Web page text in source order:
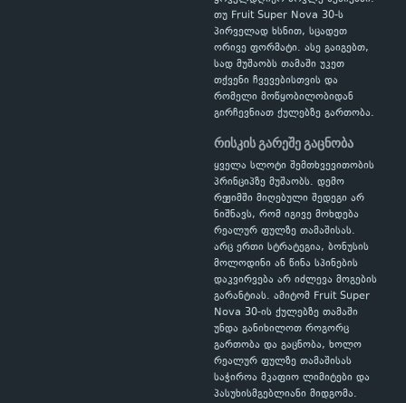
თუ Fruit Super Nova 30-ს
პირველად ხსნით, სცადეთ
ორივე ფორმატი. ასე გაიგებთ,
სად მუშაობს თამაში უკეთ
თქვენი ჩვევებისთვის და
რომელი მოწყობილობიდან
გირჩევნიათ ქულებზე გართობა.
რისკის გარეშე გაცნობა
ყველა სლოტი შემთხვევითობის
პრინციპზე მუშაობს. დემო
რეჟიმში მიღებული შედეგი არ
ნიშნავს, რომ იგივე მოხდება
რეალურ ფულზე თამაშისას.
არც ერთი სტრატეგია, ბონუსის
მოლოდინი ან წინა სპინების
დაკვირვება არ იძლევა მოგების
გარანტიას. ამიტომ Fruit Super
Nova 30-ის ქულებზე თამაში
უნდა განიხილოთ როგორც
გართობა და გაცნობა, ხოლო
რეალურ ფულზე თამაშისას
საჭიროა მკაფიო ლიმიტები და
პასუხისმგებლიანი მიდგომა.